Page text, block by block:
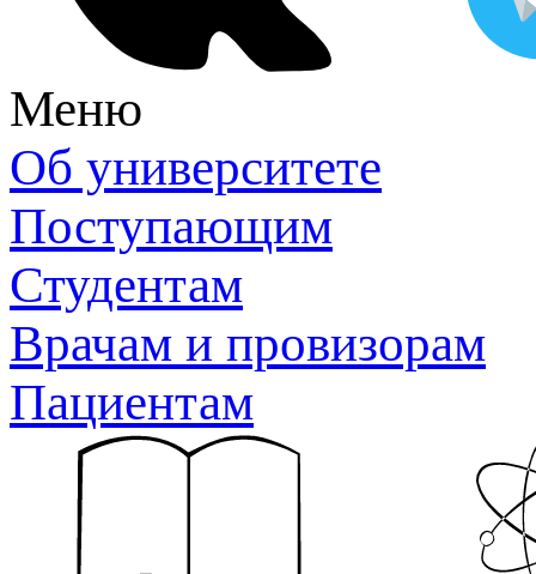
Меню
Об университете
Поступающим
Студентам
Врачам и провизорам
Пациентам